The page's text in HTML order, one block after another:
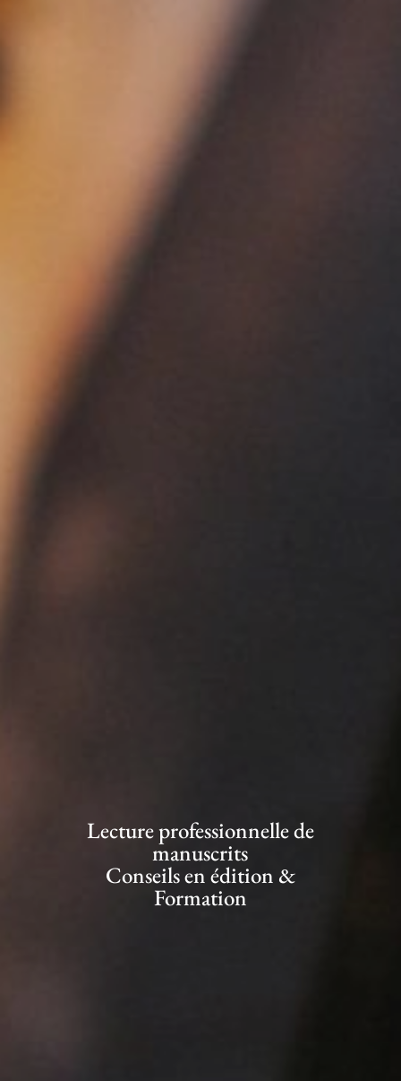
Lecture professionnelle de
manuscrits
Conseils en édition &
Formation